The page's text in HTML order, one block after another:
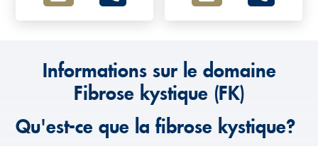
Informations sur le domaine
Fibrose kystique (FK)
Qu'est-ce que la fibrose kystique?